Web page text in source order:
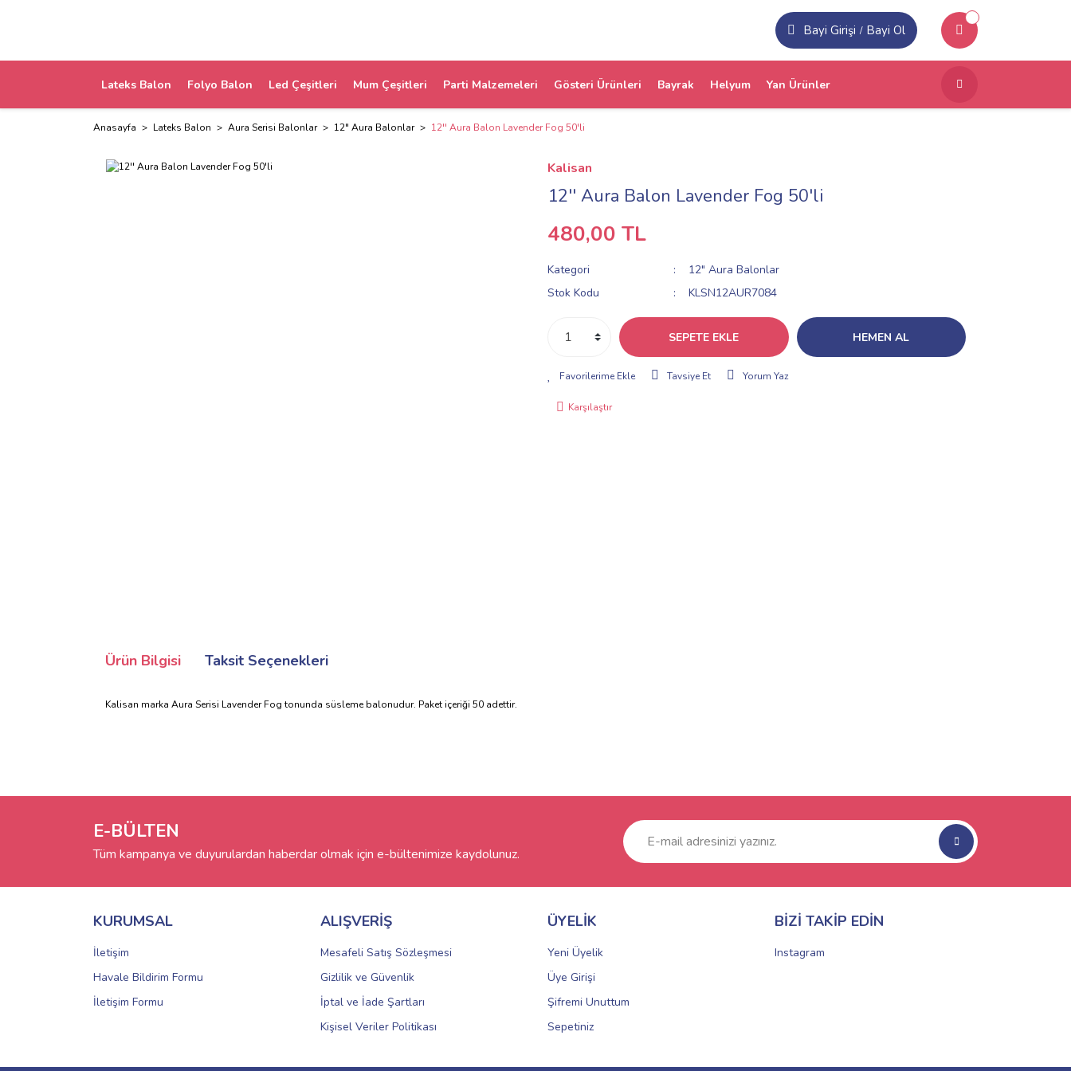
Bayi Girişi / Bayi Ol
Lateks Balon Folyo Balon Led Çeşitleri Mum Çeşitleri Parti Malzemeleri Gösteri Ürünleri Bayrak Helyum Yan Ürünler
Anasayfa Lateks Balon Aura Serisi Balonlar 12" Aura Balonlar 12'' Aura Balon Lavender Fog 50'li
Kalisan
12'' Aura Balon Lavender Fog 50'li
480,00 TL
Kategori
12" Aura Balonlar
Stok Kodu
KLSN12AUR7084
SEPETE EKLE HEMEN AL
Tavsiye Et Yorum Yaz
Karşılaştır
Ürün Bilgisi Taksit Seçenekleri
Kalisan marka Aura Serisi Lavender Fog tonunda süsleme balonudur. Paket içeriği 50 adettir.
E-BÜLTEN
Tüm kampanya ve duyurulardan haberdar olmak için e-bültenimize kaydolunuz.
KURUMSAL
İletişim
Havale Bildirim Formu
İletişim Formu
ALIŞVERİŞ
Mesafeli Satış Sözleşmesi
Gizlilik ve Güvenlik
İptal ve İade Şartları
Kişisel Veriler Politikası
ÜYELİK
Yeni Üyelik
Üye Girişi
Şifremi Unuttum
Sepetiniz
BİZİ TAKİP EDİN
Instagram